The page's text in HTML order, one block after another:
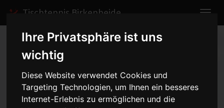
Ihre Privatsphäre ist uns
wichtig
Diese Website verwendet Cookies und
Targeting Technologien, um Ihnen ein besseres
Internet-Erlebnis zu ermöglichen und die
Tischtennis Birkenheide
Home Spiele 2007/2008
Damen II
Spielbericht anzeigen
Damen II - TTC Insheim -